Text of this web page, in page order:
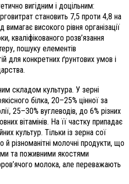
вигідним і доцільним:
становить 7,5 проти 4,8 на
високого рівня організації
кваліфікованого розв’язання
пошуку елементів
для конкретних ґрунтових умов і
складом культура. У зерні
білка, 20–25% цінної за
25–30% вуглеводів, до 6% різних
вітамінів. На її частку припадає
культур. Тільки із зерна сої
різноманітні молочні продукти, що
та поживними якостями
молока, але переважають